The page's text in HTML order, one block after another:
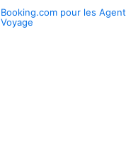
Booking.com pour les
Voyage